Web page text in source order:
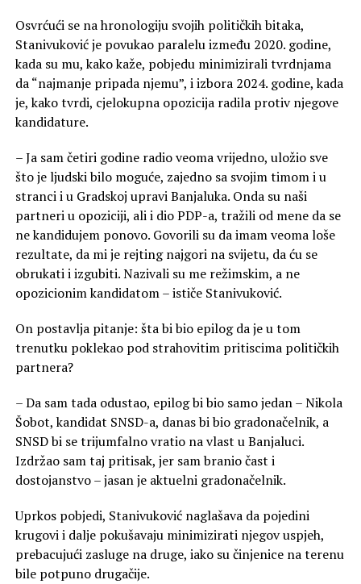
Osvrćući se na hronologiju svojih političkih bitaka,
Stanivuković je povukao paralelu između 2020. godine,
kada su mu, kako kaže, pobjedu minimizirali tvrdnjama
da “najmanje pripada njemu”, i izbora 2024. godine, kada
je, kako tvrdi, cjelokupna opozicija radila protiv njegove
kandidature.
– Ja sam četiri godine radio veoma vrijedno, uložio sve
što je ljudski bilo moguće, zajedno sa svojim timom i u
stranci i u Gradskoj upravi Banjaluka. Onda su naši
partneri u opoziciji, ali i dio PDP-a, tražili od mene da se
ne kandidujem ponovo. Govorili su da imam veoma loše
rezultate, da mi je rejting najgori na svijetu, da ću se
obrukati i izgubiti. Nazivali su me režimskim, a ne
opozicionim kandidatom – ističe Stanivuković.
On postavlja pitanje: šta bi bio epilog da je u tom
trenutku poklekao pod strahovitim pritiscima političkih
partnera?
– Da sam tada odustao, epilog bi bio samo jedan – Nikola
Šobot, kandidat SNSD-a, danas bi bio gradonačelnik, a
SNSD bi se trijumfalno vratio na vlast u Banjaluci.
Izdržao sam taj pritisak, jer sam branio čast i
dostojanstvo – jasan je aktuelni gradonačelnik.
Uprkos pobjedi, Stanivuković naglašava da pojedini
krugovi i dalje pokušavaju minimizirati njegov uspjeh,
prebacujući zasluge na druge, iako su činjenice na terenu
bile potpuno drugačije.